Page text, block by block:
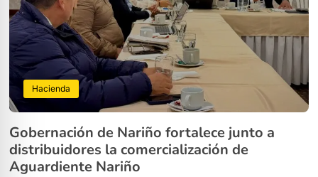
Hacienda
Gobernación de Nariño fortalece junto a
distribuidores la comercialización de
Aguardiente Nariño